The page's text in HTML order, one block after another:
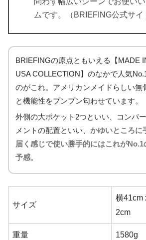
ムです。（BRIEFING公式サイ
BRIEFINGの原点ともいえる【MADE
USA COLLECTION】のなかで人気
のがこれ。アメリカンメイドらしい無
と機能性をプンプン匂わせています。
外側の大ポケット2つといい、コンパ
メントの配置といい、 かゆいところに
届く感じで使い勝手的にはこれがNo.1
予感。
サイズ
横41cm
2cm
重量 1580g